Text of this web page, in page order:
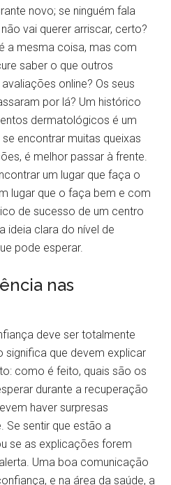
novo; se ninguém fala
vai querer arriscar, certo?
a mesma coisa, mas com
saber o que outros
online? Os seus
por lá? Um histórico
dermatológicos é um
encontrar muitas queixas
é melhor passar à frente.
um lugar que faça o
lugar que o faça bem e com
de sucesso de um centro
ideia clara do nível de
pode esperar.
nas
deve ser totalmente
significa que devem explicar
como é feito, quais são os
durante a recuperação
haver surpresas
Se sentir que estão a
se as explicações forem
Uma boa comunicação
e na área da saúde, a